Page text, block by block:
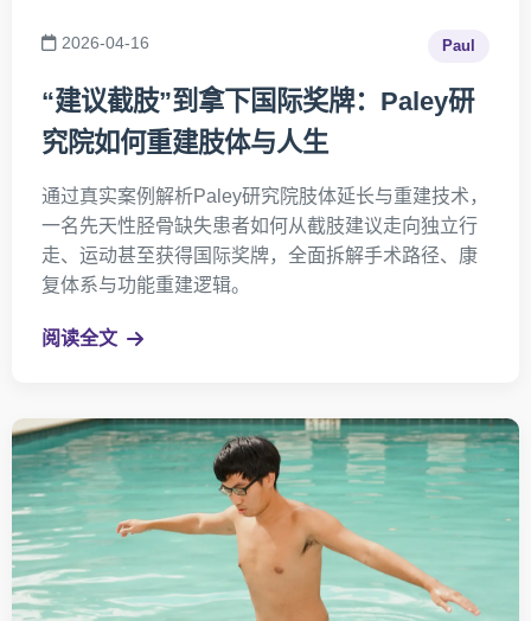
2026-04-16 Paul
“建议截肢”到拿下国际奖牌：Paley研
究院如何重建肢体与人生
通过真实案例解析Paley研究院肢体延长与重建技术，
一名先天性胫骨缺失患者如何从截肢建议走向独立行
走、运动甚至获得国际奖牌，全面拆解手术路径、康
复体系与功能重建逻辑。
阅读全文